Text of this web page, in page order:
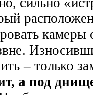
камеры
– только
а под